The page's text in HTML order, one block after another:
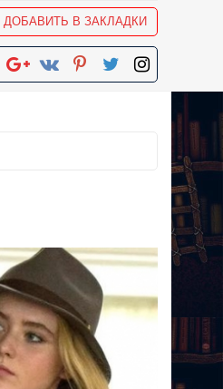
ДОБАВИТЬ В ЗАКЛАДКИ